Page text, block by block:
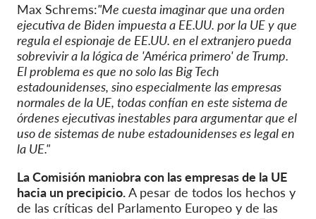
Max Schrems:"Me cuesta imaginar que una orden
ejecutiva de Biden impuesta a EE.UU. por la UE y que
regula el espionaje de EE.UU. en el extranjero pueda
sobrevivir a la lógica de 'América primero' de Trump.
El problema es que no solo las Big Tech
estadounidenses, sino especialmente las empresas
normales de la UE, todas confían en este sistema de
órdenes ejecutivas inestables para argumentar que el
uso de sistemas de nube estadounidenses es legal en
la UE."
La Comisión maniobra con las empresas de la UE
hacia un precipicio.A pesar de todos los hechos y
de las críticas del Parlamento Europeo y de las